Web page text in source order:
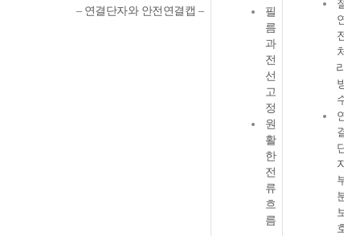
– 연결단자와 안전연결캡 –
필
름
과
전
선
고
정
원
활
한
전
류
흐
름
절
연
전
처
리,
방
수
연
결
단
자
부
분
보
호